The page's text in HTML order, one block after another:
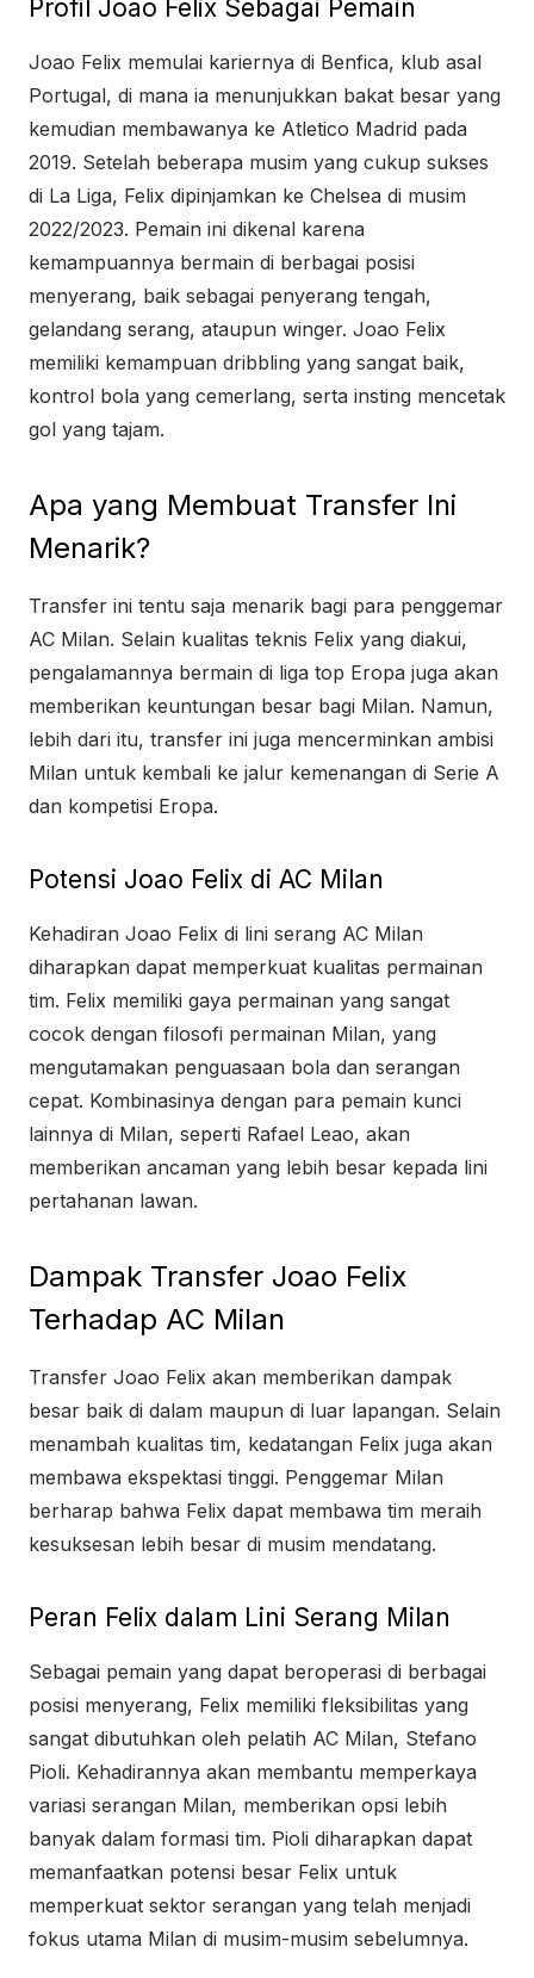
Profil Joao Felix Sebagai Pemain
Joao Felix memulai kariernya di Benfica, klub asal
Portugal, di mana ia menunjukkan bakat besar yang
kemudian membawanya ke Atletico Madrid pada
2019. Setelah beberapa musim yang cukup sukses
di La Liga, Felix dipinjamkan ke Chelsea di musim
2022/2023. Pemain ini dikenal karena
kemampuannya bermain di berbagai posisi
menyerang, baik sebagai penyerang tengah,
gelandang serang, ataupun winger. Joao Felix
memiliki kemampuan dribbling yang sangat baik,
kontrol bola yang cemerlang, serta insting mencetak
gol yang tajam.
Apa yang Membuat Transfer Ini
Menarik?
Transfer ini tentu saja menarik bagi para penggemar
AC Milan. Selain kualitas teknis Felix yang diakui,
pengalamannya bermain di liga top Eropa juga akan
memberikan keuntungan besar bagi Milan. Namun,
lebih dari itu, transfer ini juga mencerminkan ambisi
Milan untuk kembali ke jalur kemenangan di Serie A
dan kompetisi Eropa.
Potensi Joao Felix di AC Milan
Kehadiran Joao Felix di lini serang AC Milan
diharapkan dapat memperkuat kualitas permainan
tim. Felix memiliki gaya permainan yang sangat
cocok dengan filosofi permainan Milan, yang
mengutamakan penguasaan bola dan serangan
cepat. Kombinasinya dengan para pemain kunci
lainnya di Milan, seperti Rafael Leao, akan
memberikan ancaman yang lebih besar kepada lini
pertahanan lawan.
Dampak Transfer Joao Felix
Terhadap AC Milan
Transfer Joao Felix akan memberikan dampak
besar baik di dalam maupun di luar lapangan. Selain
menambah kualitas tim, kedatangan Felix juga akan
membawa ekspektasi tinggi. Penggemar Milan
berharap bahwa Felix dapat membawa tim meraih
kesuksesan lebih besar di musim mendatang.
Peran Felix dalam Lini Serang Milan
Sebagai pemain yang dapat beroperasi di berbagai
posisi menyerang, Felix memiliki fleksibilitas yang
sangat dibutuhkan oleh pelatih AC Milan, Stefano
Pioli. Kehadirannya akan membantu memperkaya
variasi serangan Milan, memberikan opsi lebih
banyak dalam formasi tim. Pioli diharapkan dapat
memanfaatkan potensi besar Felix untuk
memperkuat sektor serangan yang telah menjadi
fokus utama Milan di musim-musim sebelumnya.